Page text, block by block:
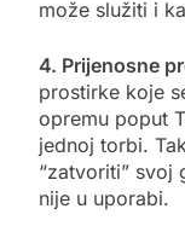
može služiti i
4. Prijenosne
prostirke koje
opremu poput
jednoj torbi.
“zatvoriti” svoj
nije u uporabi.